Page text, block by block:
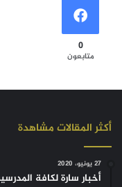
0
متابعون
أكثر المقالات مشاهدة
27 يونيو، 2020
أخبار سارة لكافة